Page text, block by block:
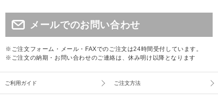
メールでのお問い合わせ
※ご注文フォーム・メール・FAXでのご注文は24時間受付しています。
※ご注文の納期・お問い合わせのご連絡は、休み明け以降となります
ご利用ガイド ご注文方法